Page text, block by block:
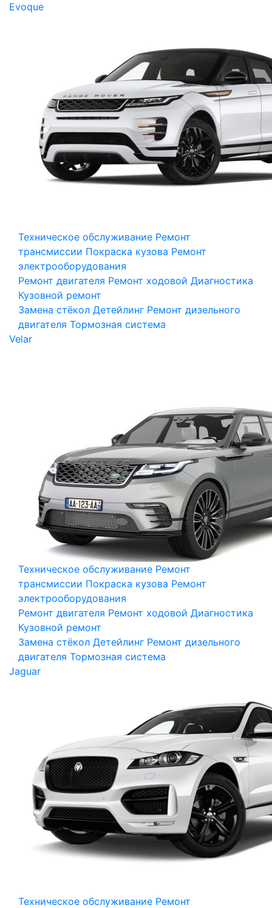
Evoque
Техническое обслуживание Ремонт
трансмиссии Покраска кузова Ремонт
электрооборудования
Ремонт двигателя Ремонт ходовой Диагностика
Кузовной ремонт
Замена стёкол Детейлинг Ремонт дизельного
двигателя Тормозная система
Velar
Техническое обслуживание Ремонт
трансмиссии Покраска кузова Ремонт
электрооборудования
Ремонт двигателя Ремонт ходовой Диагностика
Кузовной ремонт
Замена стёкол Детейлинг Ремонт дизельного
двигателя Тормозная система
Jaguar
Техническое обслуживание Ремонт